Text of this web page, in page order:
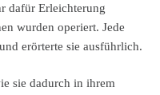
dafür Erleichterung
wurden operiert. Jede
erörterte sie ausführlich.
sie dadurch in ihrem